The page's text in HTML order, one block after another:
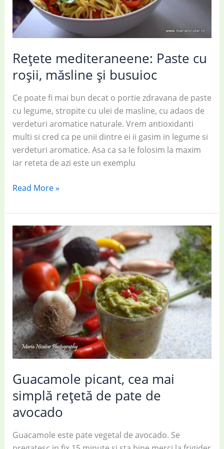
Rețete mediteraneene: Paste cu
roșii, măsline și busuioc
Ce poate fi mai bun decat o portie zdravana de paste
cu legume, stropite cu ulei de masline, cu adaos de
verdeturi aromatice naturale. Vrem antioxidanti
multi si cred ca pe unii dintre ei ii gasim in legume si
verdeturi aromatice. Asa ca sa le folosim la maxim
iar reteta de azi este un exemplu
Rețete
Paste
cu
roșii,
măsline
și
busuioc
Read More »
Guacamole picant, cea mai
simplă rețetă de pate de
avocado
Guacamole este pate vegetal de avocado. Se